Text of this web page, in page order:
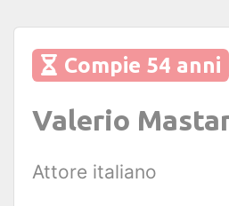
Compie 54 anni
Valerio
Attore italiano